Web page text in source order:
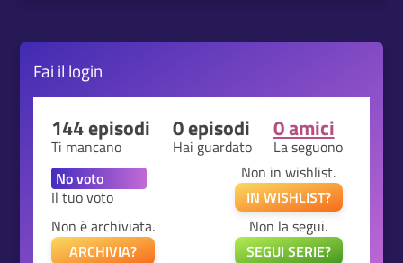
Fai il login
144 episodi
Ti mancano
0 episodi
Hai guardato
0 amici
La seguono
Il tuo voto
Non in wishlist.
IN WISHLIST?
Non è archiviata.
ARCHIVIA?
Non la segui.
SEGUI SERIE?